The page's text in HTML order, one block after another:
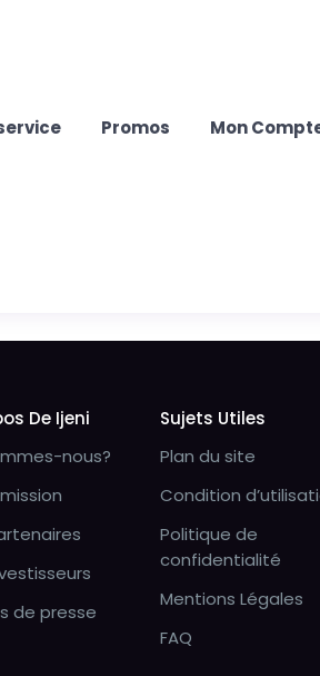
Promos Mon
De Ijeni
nous?
de presse
Sujets Utiles
Plan du site
Condition
Politique de
confidentialité
Mentions Légales
FAQ